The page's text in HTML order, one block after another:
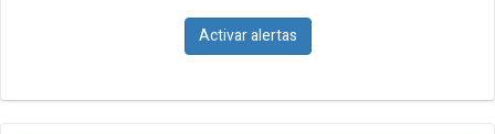
Activar alertas